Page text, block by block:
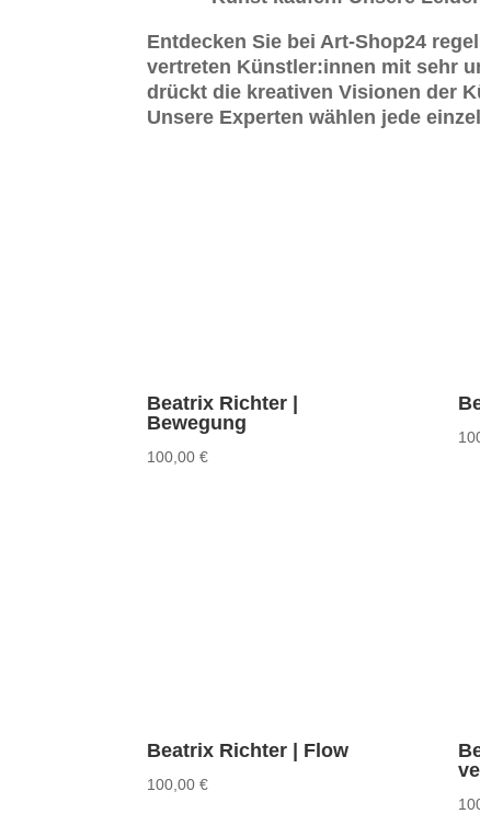
Entdecken Sie bei Art-Shop24
vertreten Künstler:innen mit sehr
drückt die kreativen Visionen der
Unsere Experten wählen jede
Beatrix Richter |
Bewegung
100,00€
Beatrix Richter | Flow
100,00€